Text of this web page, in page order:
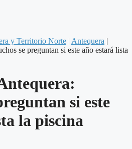
y Territorio Norte | Antequera |
se preguntan si este año estará lista
si este
la piscina